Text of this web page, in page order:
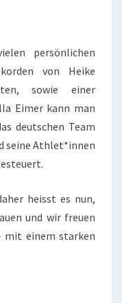
persönlichen
von Heike
sowie einer
Eimer kann man
deutschen Team
seine Athlet*innen
heisst es nun,
und wir freuen
mit einem starken